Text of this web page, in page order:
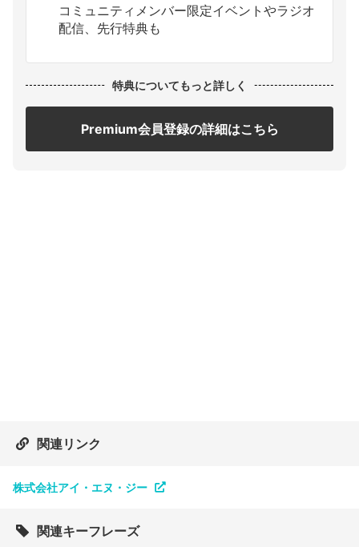
コミュニティメンバー限定イベントやラジオ
配信、先行特典も
特典についてもっと詳しく
Premium会員登録の詳細はこちら
関連リンク
株式会社アイ・エヌ・ジー
関連キーフレーズ